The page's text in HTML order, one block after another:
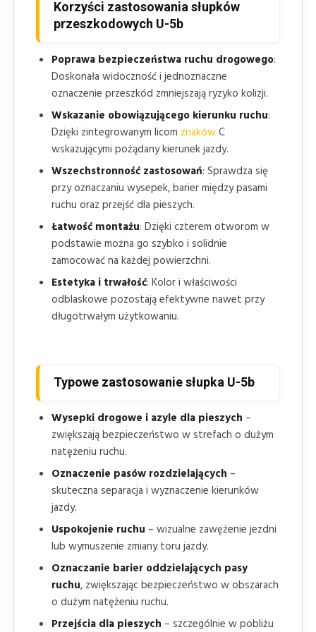
Korzyści zastosowania słupków
przeszkodowych U-5b
Poprawa bezpieczeństwa ruchu drogowego:
Doskonała widoczność i jednoznaczne
oznaczenie przeszkód zmniejszają ryzyko kolizji.
Wskazanie obowiązującego kierunku ruchu:
Dzięki zintegrowanym licom znakówC
wskazującymi pożądany kierunek jazdy.
Wszechstronność zastosowań: Sprawdza się
przy oznaczaniu wysepek, barier między pasami
ruchu oraz przejść dla pieszych.
Łatwość montażu: Dzięki czterem otworom w
podstawie można go szybko i solidnie
zamocować na każdej powierzchni.
Estetyka i trwałość: Kolor i właściwości
odblaskowe pozostają efektywne nawet przy
długotrwałym użytkowaniu.
Typowe zastosowanie słupka U-5b
Wysepki drogowe i azyle dla pieszych –
zwiększają bezpieczeństwo w strefach o dużym
natężeniu ruchu.
Oznaczenie pasów rozdzielających –
skuteczna separacja i wyznaczenie kierunków
jazdy.
Uspokojenie ruchu – wizualne zawężenie jezdni
lub wymuszenie zmiany toru jazdy.
Oznaczanie barier oddzielających pasy
ruchu, zwiększając bezpieczeństwo w obszarach
o dużym natężeniu ruchu.
Przejścia dla pieszych – szczególnie w pobliżu